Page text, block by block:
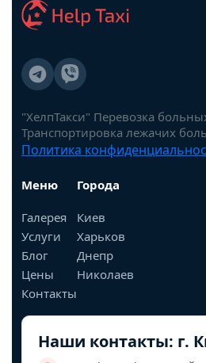
"ХелпТакси" Перевозка
Транспортировка лежачих
Политика
Меню
Галерея
Услуги
Блог
Цены
Контакты
Города
Киев
Харьков
Днепр
Николаев
Наши контакты: г.